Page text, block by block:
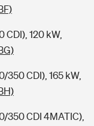
120 kW,
350 CDI), 165 kW,
350 CDI 4MATIC),